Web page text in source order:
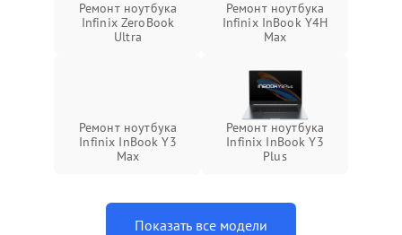
Ремонт ноутбука
Infinix ZeroBook
Ultra
Ремонт ноутбука
Infinix InBook Y4H
Max
Ремонт ноутбука
Infinix InBook Y3
Max
Ремонт ноутбука
Infinix InBook Y3
Plus
Показать все модели